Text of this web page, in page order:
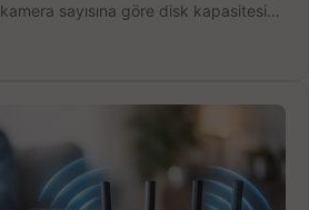
sayısına göre disk kapasitesini